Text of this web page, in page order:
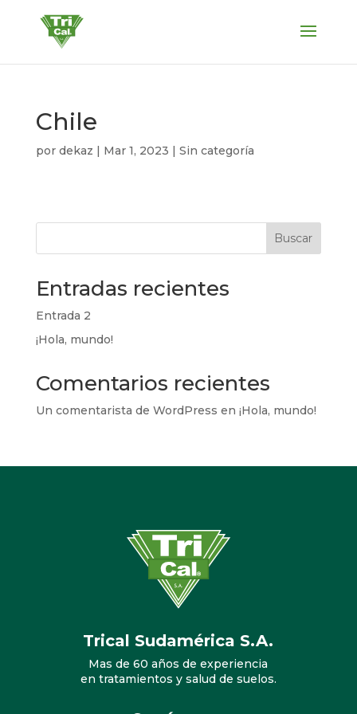
Chile
por dekaz | Mar 1, 2023 | Sin categoría
Buscar
Entradas recientes
Entrada 2
¡Hola, mundo!
Comentarios recientes
Un comentarista de WordPress en ¡Hola, mundo!
Trical Sudamérica S.A.
Mas de 60 años de experiencia
en tratamientos y salud de suelos.